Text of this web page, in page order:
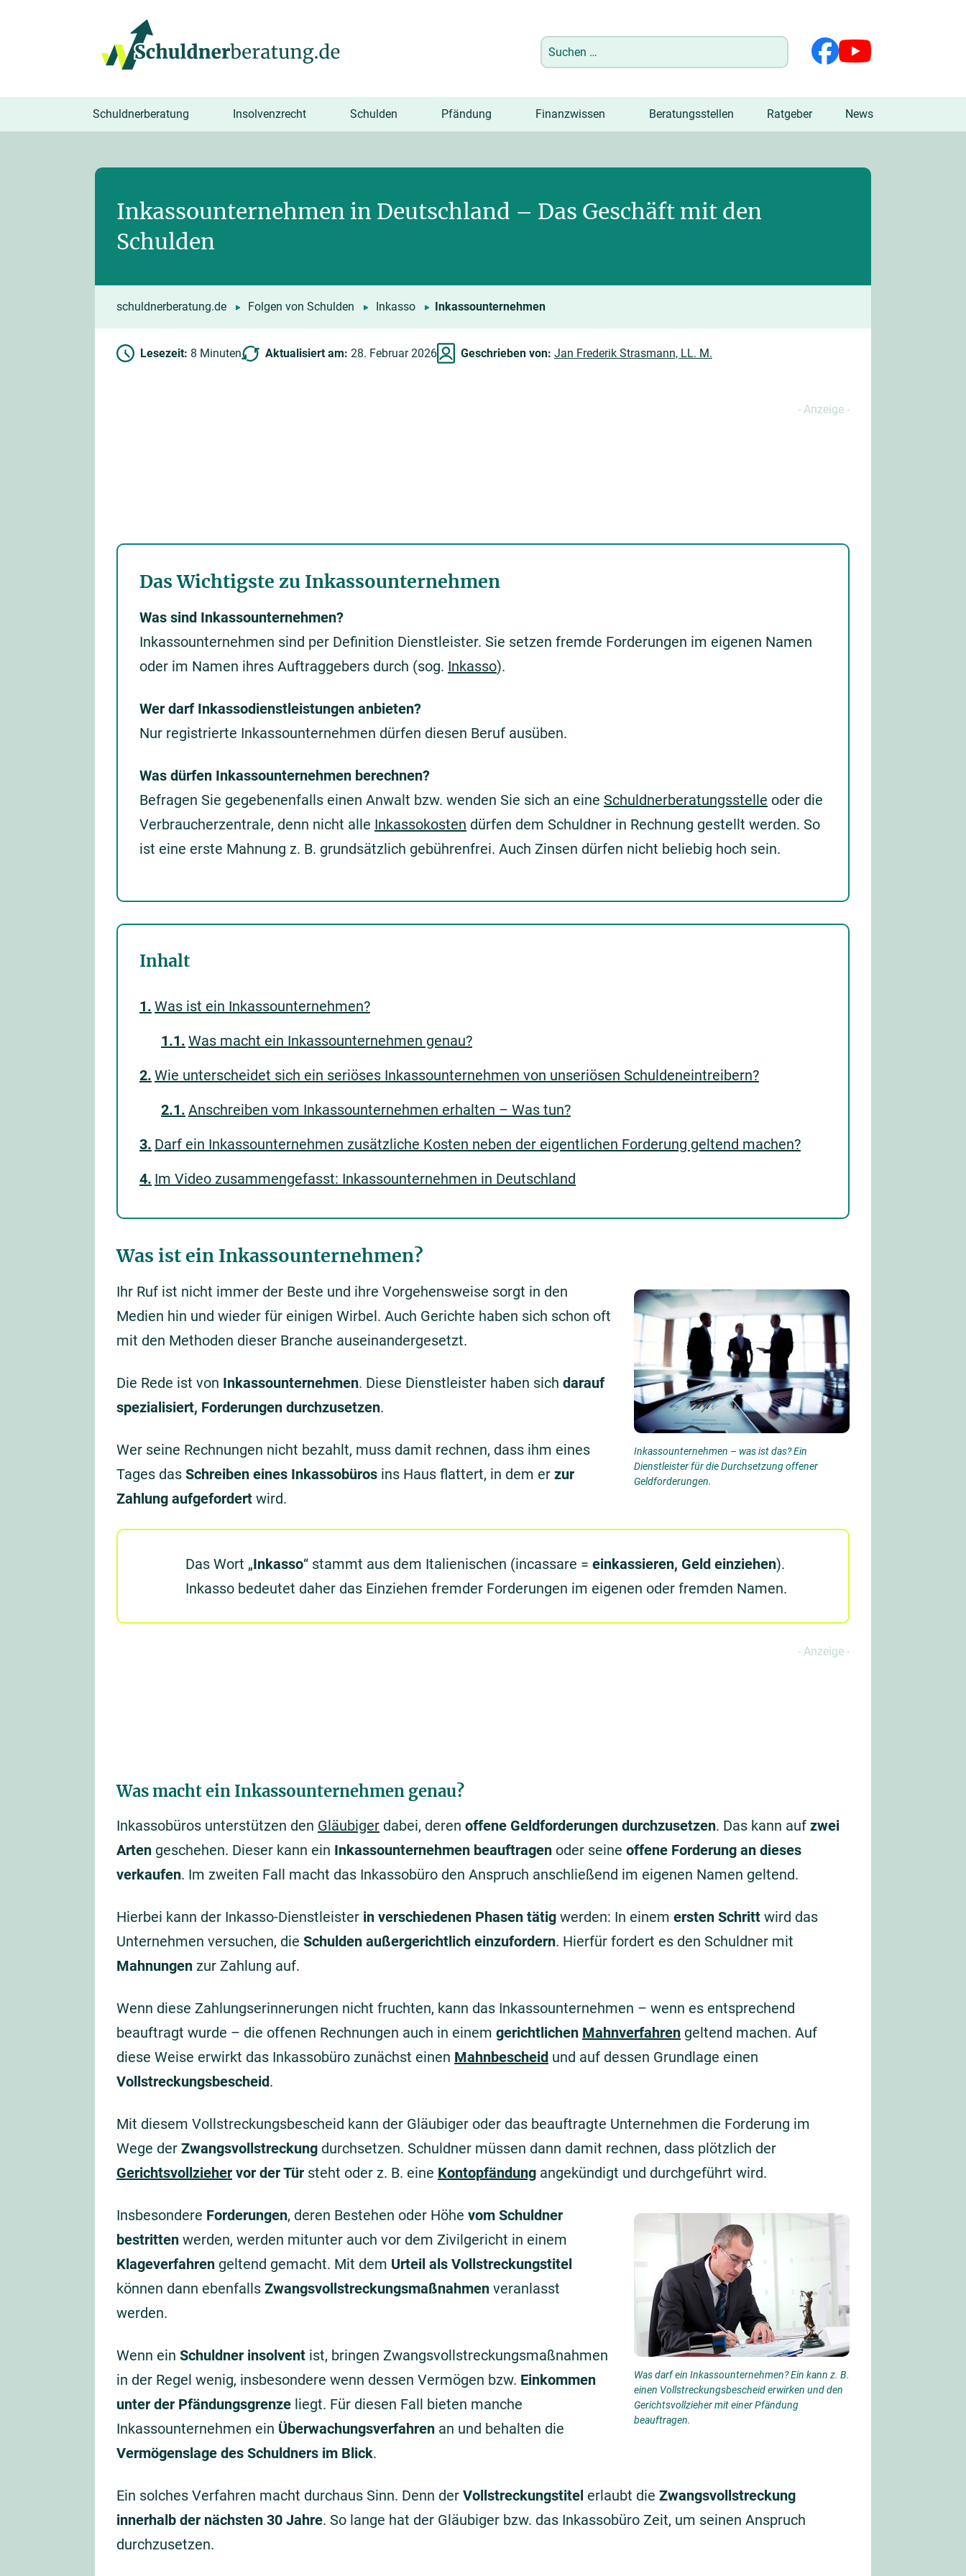
Suchen
nach:
Schuldnerberatung Insolvenzrecht Schulden Pfändung Finanzwissen Beratungsstellen Ratgeber News
Inkassounternehmen in Deutschland – Das Geschäft mit den
Schulden
schuldnerberatung.de Folgen von Schulden Inkasso Inkassounternehmen
Lesezeit: 8 Minuten Aktualisiert am: 28. Februar 2026 Geschrieben von: Jan Frederik Strasmann, LL. M.
Das Wichtigste zu Inkassounternehmen
Was sind Inkassounternehmen?
Inkassounternehmen sind per Definition Dienstleister. Sie setzen fremde Forderungen im eigenen Namen
oder im Namen ihres Auftraggebers durch (sog. Inkasso).
Wer darf Inkassodienstleistungen anbieten?
Nur registrierte Inkassounternehmen dürfen diesen Beruf ausüben.
Was dürfen Inkassounternehmen berechnen?
Befragen Sie gegebenenfalls einen Anwalt bzw. wenden Sie sich an eine Schuldnerberatungsstelle oder die
Verbraucherzentrale, denn nicht alle Inkassokosten dürfen dem Schuldner in Rechnung gestellt werden. So
ist eine erste Mahnung z. B. grundsätzlich gebührenfrei. Auch Zinsen dürfen nicht beliebig hoch sein.
Inhalt
Was ist ein Inkassounternehmen?
Was macht ein Inkassounternehmen genau?
Wie unterscheidet sich ein seriöses Inkassounternehmen von unseriösen Schuldeneintreibern?
Anschreiben vom Inkassounternehmen erhalten – Was tun?
Darf ein Inkassounternehmen zusätzliche Kosten neben der eigentlichen Forderung geltend machen?
Im Video zusammengefasst: Inkassounternehmen in Deutschland
Was ist ein Inkassounternehmen?
Inkassounternehmen – was ist das? Ein
Dienstleister für die Durchsetzung offener
Geldforderungen.
Ihr Ruf ist nicht immer der Beste und ihre Vorgehensweise sorgt in den
Medien hin und wieder für einigen Wirbel. Auch Gerichte haben sich schon oft
mit den Methoden dieser Branche auseinandergesetzt.
Die Rede ist von Inkassounternehmen. Diese Dienstleister haben sich darauf
spezialisiert, Forderungen durchzusetzen.
Wer seine Rechnungen nicht bezahlt, muss damit rechnen, dass ihm eines
Tages das Schreiben eines Inkassobüros ins Haus flattert, in dem er zur
Zahlung aufgefordert wird.
Das Wort „Inkasso“ stammt aus dem Italienischen (incassare = einkassieren, Geld einziehen).
Inkasso bedeutet daher das Einziehen fremder Forderungen im eigenen oder fremden Namen.
Was macht ein Inkassounternehmen genau?
Inkassobüros unterstützen den Gläubiger dabei, deren offene Geldforderungen durchzusetzen. Das kann auf zwei
Arten geschehen. Dieser kann ein Inkassounternehmen beauftragen oder seine offene Forderung an dieses
verkaufen. Im zweiten Fall macht das Inkassobüro den Anspruch anschließend im eigenen Namen geltend.
Hierbei kann der Inkasso-Dienstleister in verschiedenen Phasen tätig werden: In einem ersten Schritt wird das
Unternehmen versuchen, die Schulden außergerichtlich einzufordern. Hierfür fordert es den Schuldner mit
Mahnungen zur Zahlung auf.
Wenn diese Zahlungserinnerungen nicht fruchten, kann das Inkassounternehmen – wenn es entsprechend
beauftragt wurde – die offenen Rechnungen auch in einem gerichtlichen Mahnverfahren geltend machen. Auf
diese Weise erwirkt das Inkassobüro zunächst einen Mahnbescheid und auf dessen Grundlage einen
Vollstreckungsbescheid.
Mit diesem Vollstreckungsbescheid kann der Gläubiger oder das beauftragte Unternehmen die Forderung im
Wege der Zwangsvollstreckung durchsetzen. Schuldner müssen dann damit rechnen, dass plötzlich der
Gerichtsvollzieher vor der Tür steht oder z. B. eine Kontopfändung angekündigt und durchgeführt wird.
Was darf ein Inkassounternehmen? Ein kann z. B.
einen Vollstreckungsbescheid erwirken und den
Gerichtsvollzieher mit einer Pfändung
beauftragen.
Insbesondere Forderungen, deren Bestehen oder Höhe vom Schuldner
bestritten werden, werden mitunter auch vor dem Zivilgericht in einem
Klageverfahren geltend gemacht. Mit dem Urteil als Vollstreckungstitel
können dann ebenfalls Zwangsvollstreckungsmaßnahmen veranlasst
werden.
Wenn ein Schuldner insolvent ist, bringen Zwangsvollstreckungsmaßnahmen
in der Regel wenig, insbesondere wenn dessen Vermögen bzw. Einkommen
unter der Pfändungsgrenze liegt. Für diesen Fall bieten manche
Inkassounternehmen ein Überwachungsverfahren an und behalten die
Vermögenslage des Schuldners im Blick.
Ein solches Verfahren macht durchaus Sinn. Denn der Vollstreckungstitel erlaubt die Zwangsvollstreckung
innerhalb der nächsten 30 Jahre. So lange hat der Gläubiger bzw. das Inkassobüro Zeit, um seinen Anspruch
durchzusetzen.